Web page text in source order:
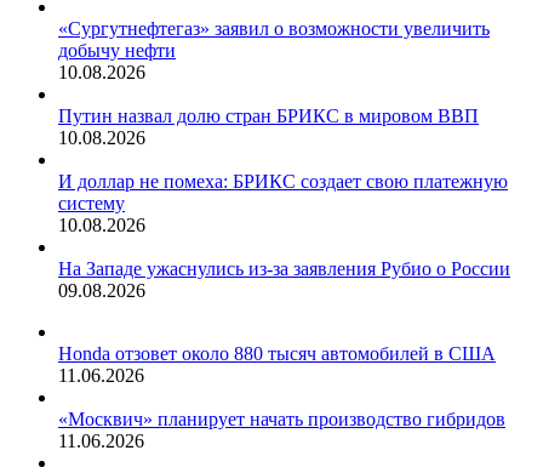
«Сургутнефтегаз» заявил о возможности увеличить
добычу нефти
10.08.2026
Путин назвал долю стран БРИКС в мировом ВВП
10.08.2026
И доллар не помеха: БРИКС создает свою платежную
систему
10.08.2026
На Западе ужаснулись из-за заявления Рубио о России
09.08.2026
Honda отзовет около 880 тысяч автомобилей в США
11.06.2026
«Москвич» планирует начать производство гибридов
11.06.2026